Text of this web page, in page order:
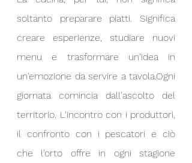
soltanto preparare piatti. Significa
creare esperienze, studiare nuovi
menu e trasformare un'idea in
un'emozione da servire a tavola.Ogni
giornata comincia dall'ascolto del
territorio. L'incontro con i produttori,
il confronto con i pescatori e ciò
che l'orto offre in ogni stagione